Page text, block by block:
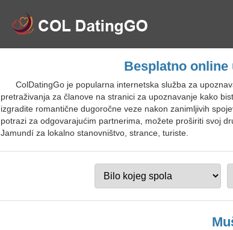
Besplatno
ColDatingGo je popularna internetska služba za
pretraživanja za članove na stranici za upoznavanje kako
izgradite romantične dugoročne veze nakon zanimljivih
potrazi za odgovarajućim partnerima, možete proširiti svoj
Jamundí za lokalno stanovništvo, strance, turiste.